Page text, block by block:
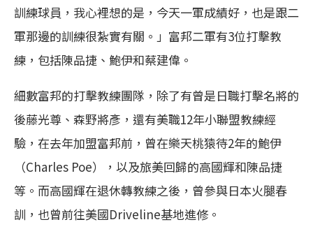
訓練球員，我心裡想的是，今天一軍成績好，也是跟二
軍那邊的訓練很紮實有關。」富邦二軍有3位打擊教
練，包括陳品捷、鮑伊和蔡建偉。
細數富邦的打擊教練團隊，除了有曾是日職打擊名將的
後藤光尊、森野將彥，還有美職12年小聯盟教練經
驗，在去年加盟富邦前，曾在樂天桃猿待2年的鮑伊
（Charles Poe），以及旅美回歸的高國輝和陳品捷
等。而高國輝在退休轉教練之後，曾參與日本火腿春
訓，也曾前往美國Driveline基地進修。